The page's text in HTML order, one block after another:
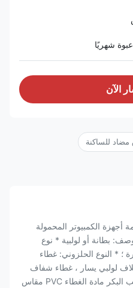
الآن
مضاد للساكنة
الكمبيوتر المحمولة
بطانة أو لولبية * نوع
؛ * النوع الحلزوني: غطاء
لولبي يسار ، غطاء شفاف
عالي الكثافة مادة 100٪ لب الخشب البكر مادة الغطاء PVC مقاس